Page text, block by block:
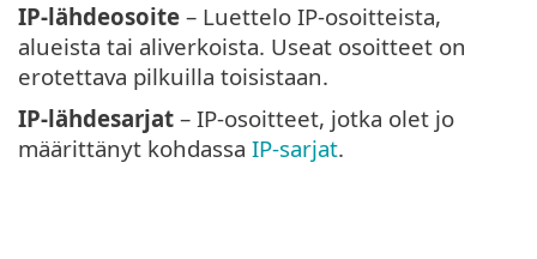
IP-lähdeosoite – Luettelo IP-osoitteista,
alueista tai aliverkoista. Useat osoitteet on
erotettava pilkuilla toisistaan.
IP-lähdesarjat – IP-osoitteet, jotka olet jo
määrittänyt kohdassa IP-sarjat.